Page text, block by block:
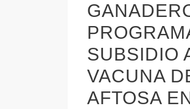
SUBSIDIO
VACUNA
AFTOSA